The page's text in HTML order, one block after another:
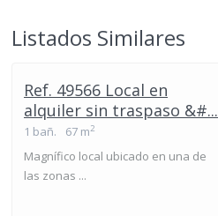
Listados Similares
Ref. 49566 Local en
alquiler sin traspaso &#...
1 bañ. 67 m2
Magnífico local ubicado en una de
las zonas ...